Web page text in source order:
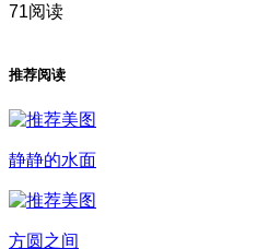
71阅读
推荐阅读
静静的水面
方圆之间